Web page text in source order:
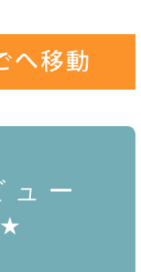
ュー